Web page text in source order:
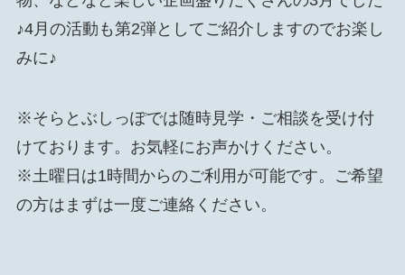
♪4月の活動も第2弾としてご紹介しますのでお楽し
みに♪
※そらとぶしっぽでは随時見学・ご相談を受け付
けております。お気軽にお声かけください。
※土曜日は1時間からのご利用が可能です。ご希望
の方はまずは一度ご連絡ください。